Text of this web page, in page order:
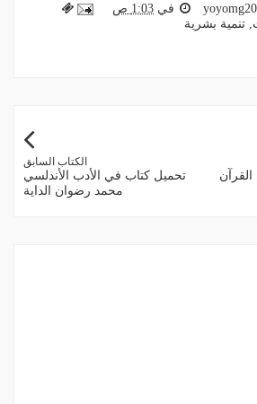
في 1:03 ص
, تنمية بشرية
الكتاب السابق
تحميل كتاب في الأدب الأندلسي
محمد رضوان الداية